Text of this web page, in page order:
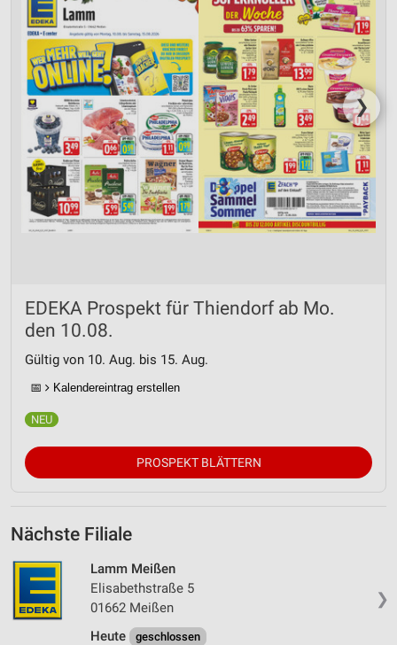
❯
EDEKA Prospekt für Thiendorf ab Mo.
den 10.08.
Gültig von 10. Aug. bis 15. Aug.
📅 Kalendereintrag erstellen
PROSPEKT BLÄTTERN
Nächste Filiale
❯
Lamm Meißen
Elisabethstraße 5
01662 Meißen
Heute
geschlossen